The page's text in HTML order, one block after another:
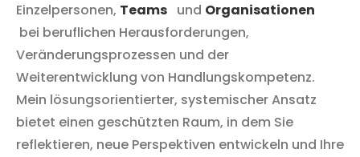
Einzelpersonen, Teams und Organisationen
bei beruflichen Herausforderungen,
Veränderungsprozessen und der
Weiterentwicklung von Handlungskompetenz.
Mein lösungsorientierter, systemischer Ansatz
bietet einen geschützten Raum, in dem Sie
reflektieren, neue Perspektiven entwickeln und Ihre